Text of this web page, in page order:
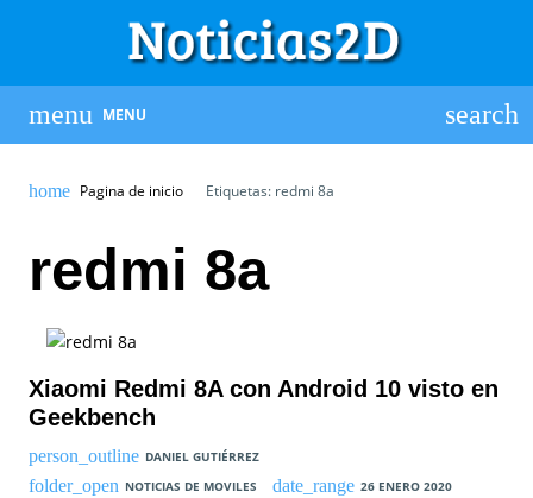
MENU
Pagina de inicio Etiquetas: redmi 8a
redmi 8a
Xiaomi Redmi 8A con Android 10 visto en
Geekbench
DANIEL GUTIÉRREZ
NOTICIAS DE MOVILES
26 ENERO 2020